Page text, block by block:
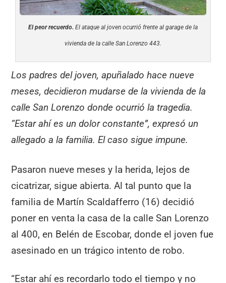
El peor recuerdo. El ataque al joven ocurrió frente al garage de la
vivienda de la calle San Lorenzo 443.
Los padres del joven, apuñalado hace nueve
meses, decidieron mudarse de la vivienda de la
calle San Lorenzo donde ocurrió la tragedia.
“Estar ahí es un dolor constante”, expresó un
allegado a la familia. El caso sigue impune.
Pasaron nueve meses y la herida, lejos de
cicatrizar, sigue abierta. Al tal punto que la
familia de Martín Scaldafferro (16) decidió
poner en venta la casa de la calle San Lorenzo
al 400, en Belén de Escobar, donde el joven fue
asesinado en un trágico intento de robo.
“Estar ahí es recordarlo todo el tiempo y no